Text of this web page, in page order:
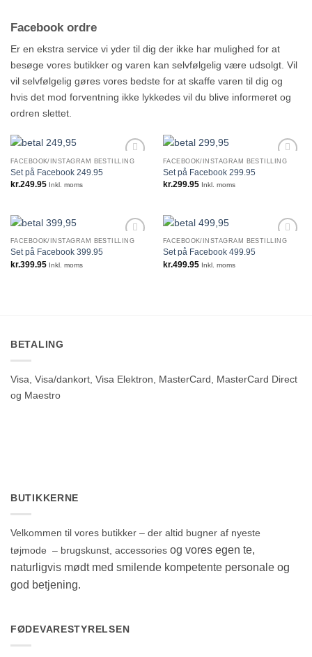
Facebook ordre
Er en ekstra service vi yder til dig der ikke har mulighed for at
besøge vores butikker og varen kan selvfølgelig være udsolgt. Vil
vil selvfølgelig gøres vores bedste for at skaffe varen til dig og
hvis det mod forventning ikke lykkedes vil du blive informeret og
ordren slettet.
FACEBOOK/INSTAGRAM BESTILLING
Set på Facebook 249.95
kr.249.95 Inkl. moms
FACEBOOK/INSTAGRAM BESTILLING
Set på Facebook 299.95
kr.299.95 Inkl. moms
FACEBOOK/INSTAGRAM BESTILLING
Set på Facebook 399.95
kr.399.95 Inkl. moms
FACEBOOK/INSTAGRAM BESTILLING
Set på Facebook 499.95
kr.499.95 Inkl. moms
BETALING
Visa, Visa/dankort, Visa Elektron, MasterCard, MasterCard Direct
og Maestro
BUTIKKERNE
Velkommen til vores butikker – der altid bugner af nyeste
tøjmode – brugskunst, accessories og vores egen te,
naturligvis mødt med smilende kompetente personale og
god betjening.
FØDEVARESTYRELSEN